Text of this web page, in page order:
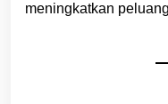
meningkatkan